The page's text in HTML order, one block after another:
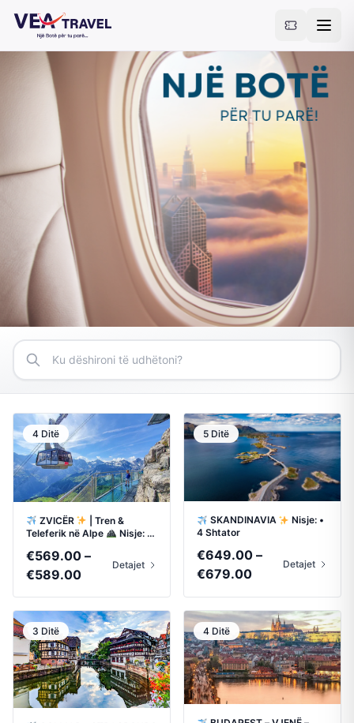
4 Ditë
ZVICËR
| Tren &
Teleferik në Alpe
Nisje: •
€569.00 –
€589.00Price
€569.00
through
€589.00
Detajet
5 Ditë
SKANDINAVIA
Nisje: •
4 Shtator
€649.00 –
€679.00Price
€649.00
through
€679.00
Detajet
3 Ditë 4 Ditë